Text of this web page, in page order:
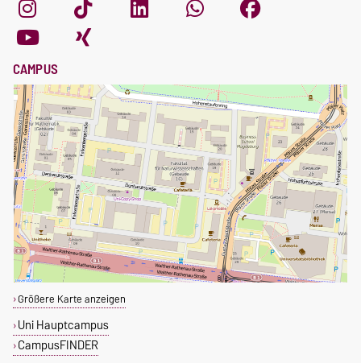
CAMPUS
Größere Karte anzeigen
Uni Hauptcampus
CampusFINDER